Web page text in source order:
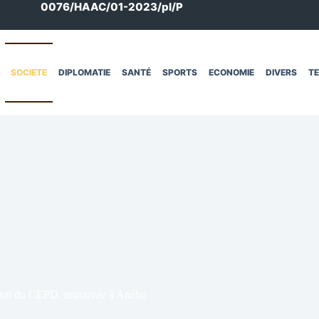
0076/HAAC/01-2023/pl/P
SOCIETE DIPLOMATIE SANTÉ SPORTS ECONOMIE DIVERS